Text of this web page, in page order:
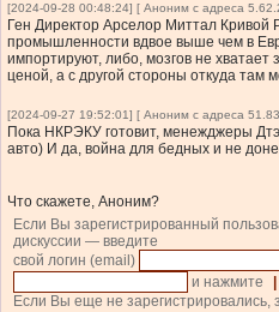
[2024-09-28 00:48:24] [ Аноним с адреса
Ген Директор Арселор Миттал Кривой
промышленности вдвое выше чем в
импортируют, либо, мозгов не хватает
ценой, а с другой стороны откуда там
[2024-09-27 19:52:01] [ Аноним с адреса
Пока НКРЭКУ готовит, менежджеры
авто) И да, война для бедных и не
Что скажете, Аноним?
Если Вы зарегистрированный
дискуссии — введите
свой логин (email)
и нажмите
Если Вы еще не зарегистрировались,